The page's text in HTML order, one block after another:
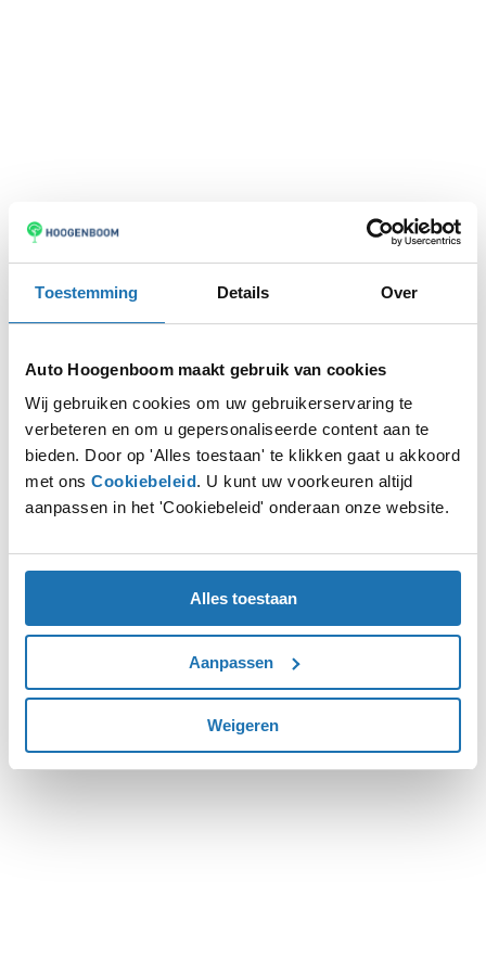
Toestemming Details Over
Auto Hoogenboom maakt gebruik van cookies
Wij gebruiken cookies om uw gebruikerservaring te
verbeteren en om u gepersonaliseerde content aan te
bieden. Door op 'Alles toestaan' te klikken gaat u akkoord
met ons Cookiebeleid. U kunt uw voorkeuren altijd
aanpassen in het 'Cookiebeleid' onderaan onze website.
Alles toestaan
Aanpassen
Weigeren
Application error: aclient-side exception has occurred while
loadingwww.autohoogenboom.nl (see the browser console
more information).